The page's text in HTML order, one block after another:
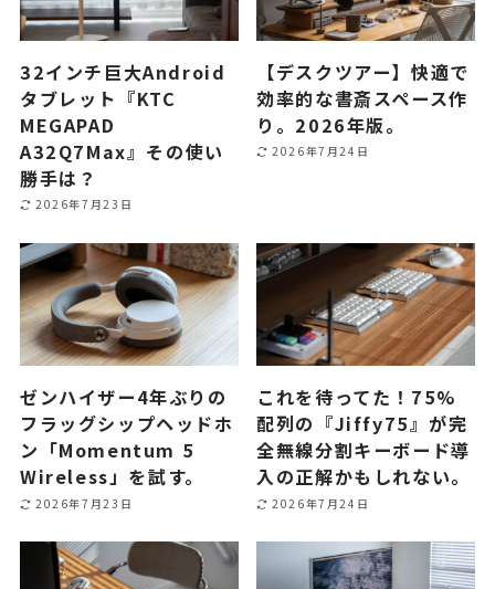
32インチ巨大Android
タブレット『KTC
MEGAPAD
A32Q7Max』その使い
勝手は？
2026年7月23日
【デスクツアー】快適で
効率的な書斎スペース作
り。2026年版。
2026年7月24日
ゼンハイザー4年ぶりの
フラッグシップヘッドホ
ン「Momentum 5
Wireless」を試す。
2026年7月23日
これを待ってた！75%
配列の『Jiffy75』が完
全無線分割キーボード導
入の正解かもしれない。
2026年7月24日